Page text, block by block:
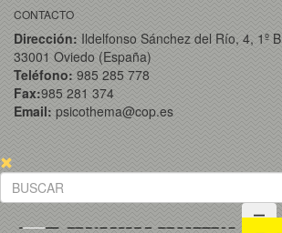
CONTACTO
Dirección: Ildelfonso Sánchez del Río, 4, 1º B
33001 Oviedo (España)
Teléfono: 985 285 778
Fax:985 281 374
Email: psicothema@cop.es